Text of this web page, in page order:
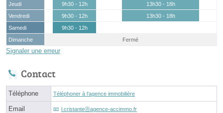
Jeudi
9h30 - 12h
13h30 - 18h
Vendredi
9h30 - 12h
13h30 - 18h
Samedi
9h30 - 12h
Dimanche
Fermé
Signaler une erreur
Contact
Téléphone Téléphoner à l'agence immobilière
Email l.cristanteⓐagence-accimmo.fr